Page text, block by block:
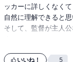
実際のサッカーを見
い選手に目がつくの
見えないはずの気合
スタジアムの雰囲気
き切ろうという気概
ッカーに詳しくなく
自然に理解できると思
そして、監督が主人
監督ごとにチームの
いいね！ 5